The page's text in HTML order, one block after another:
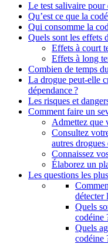
Le test salivaire pour
Qu’est ce que la
Qui consomme la
Quels sont les effets
Effets à court
Effets à long
Combien de temps
La drogue peut-elle
dépendance ?
Les risques et
Comment faire un
Admettez que
Consultez
autres
Connaissez
Élaborez un
Les questions les
détecter
Quels
codéine
Quels
codéine